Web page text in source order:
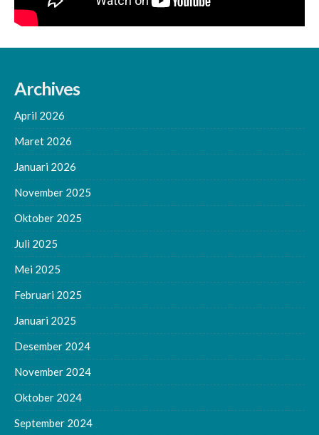
Archives
April 2026
Maret 2026
Januari 2026
November 2025
Oktober 2025
Juli 2025
Mei 2025
Februari 2025
Januari 2025
Desember 2024
November 2024
Oktober 2024
September 2024